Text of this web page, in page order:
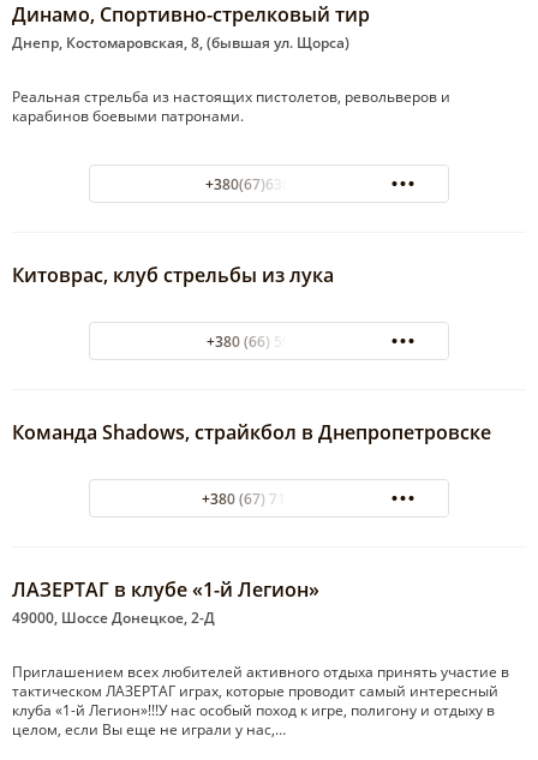
Динамо, Спортивно-стрелковый тир
Днепр, Костомаровская, 8, (бывшая ул. Щорса)
Реальная стрельба из настоящих пистолетов, револьверов и
карабинов боевыми патронами.
+380(67)636-20-68
Китоврас, клуб стрельбы из лука
+380 (66) 5961205
Команда Shadows, страйкбол в Днепропетровске
+380 (67) 719-17-97
ЛАЗЕРТАГ в клубе «1-й Легион»
49000, Шоссе Донецкое, 2-Д
Приглашением всех любителей активного отдыха принять участие в
тактическом ЛАЗЕРТАГ играх, которые проводит самый интересный
клуба «1-й Легион»!!!У нас особый поход к игре, полигону и отдыху в
целом, если Вы еще не играли у нас,…